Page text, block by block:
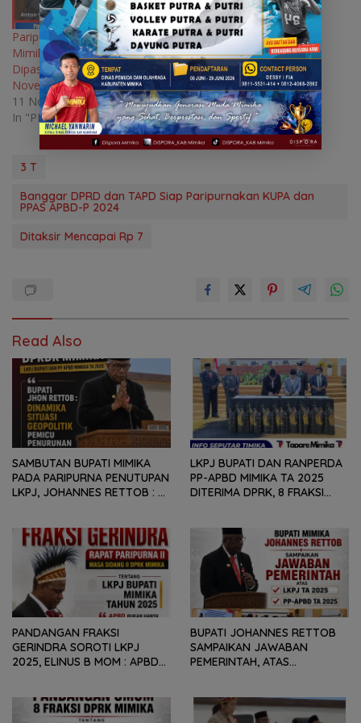
Paripurna APBD Induk
Mimika Tahun 2025
Dipastikan Digelar Rabu 13
November 2024
11 November 2024
In "PEMERINTAH"
3 T
Banggar DPRD dan TAPD Siap Paripurnakan KUPA dan
PPAS APBD-P 2024
Ditaksir Mencapai Rp 7
Read Also
SAMBUTAN BUPATI MIMIKA
PADA PARIPURNA PENUTUPAN
LKPJ, JOHANNES RETTOB :
PENURUNAN FISKAL DAERAH
LKPJ BUPATI DAN RANPERDA
PP-APBD MIMIKA TA 2025
DITERIMA DPRK, 8 FRAKSI
KEPADA PEMERINTAH DAERAH
PANDANGAN FRAKSI
GERINDRA SOROTI LKPJ
2025, ELINUS B MOM : APBD
TETAPI SEJAUH MANA
MAMPU MENJAWAB
BUPATI JOHANNES RETTOB
SAMPAIKAN JAWABAN
PEMERINTAH, ATAS
DAN RANPERDA PP- APBD
TAHUN ANGGARAN 2025